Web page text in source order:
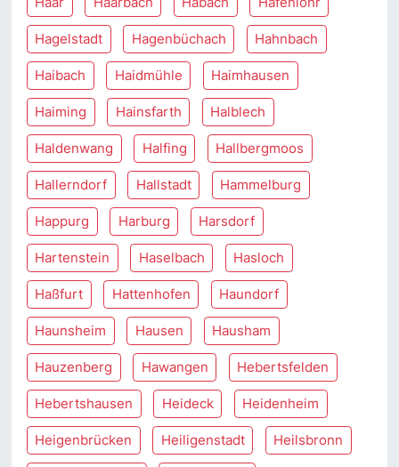
Hagelstadt Hagenbüchach Hahnbach
Haibach Haidmühle Haimhausen
Haiming Hainsfarth Halblech
Haldenwang Halfing Hallbergmoos
Hallerndorf Hallstadt Hammelburg
Happurg Harburg Harsdorf
Hartenstein Haselbach Hasloch
Haßfurt Hattenhofen Haundorf
Haunsheim Hausen Hausham
Hauzenberg Hawangen Hebertsfelden
Hebertshausen Heideck Heidenheim
Heigenbrücken Heiligenstadt Heilsbronn